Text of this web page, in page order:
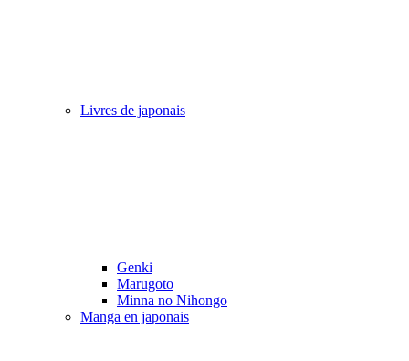
Livres de japonais
Genki
Marugoto
Minna no Nihongo
Manga en japonais